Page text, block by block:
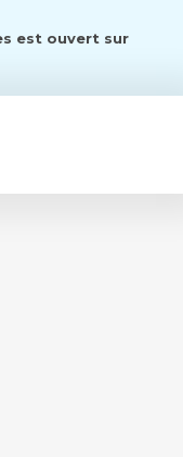
est ouvert sur